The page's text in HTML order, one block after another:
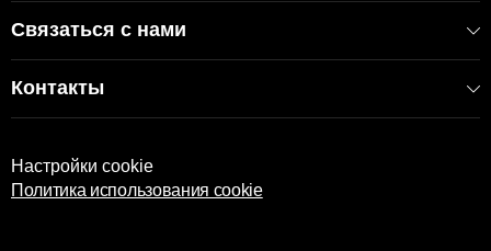
Связаться с нами
Контакты
Настройки cookie
Политика использования cookie